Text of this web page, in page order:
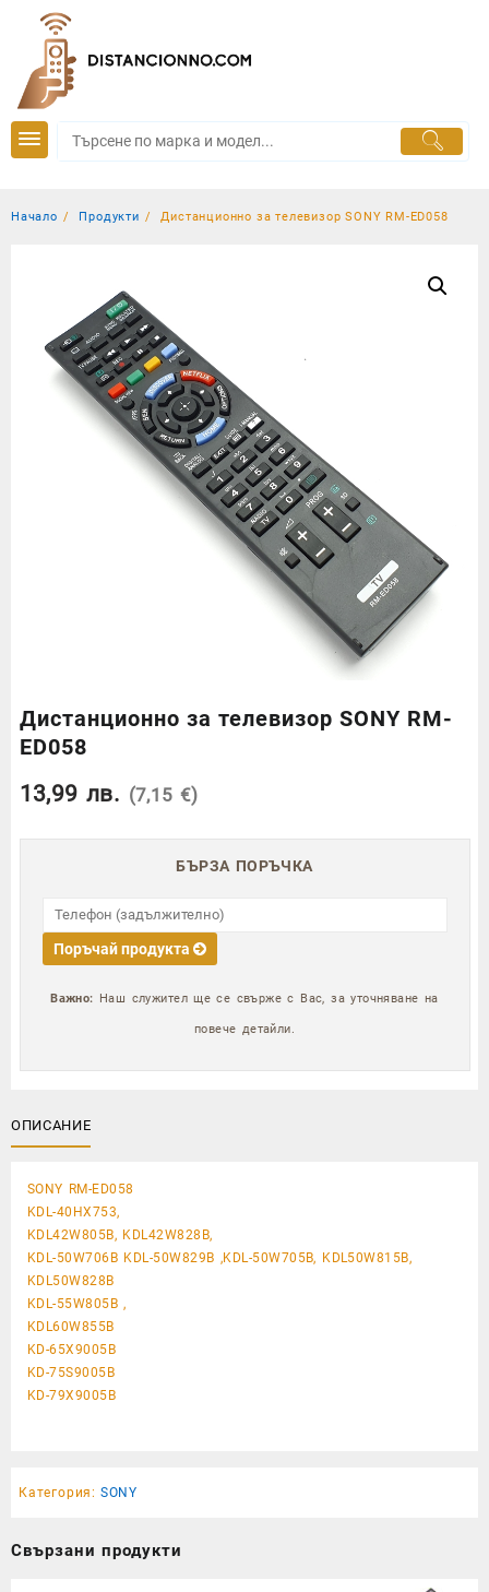
content
Начало Продукти Дистанционно за телевизор SONY RM-ED058
Дистанционно за телевизор SONY RM-
ED058
13,99 лв. (7,15 €)
БЪРЗА ПОРЪЧКА
Поръчай продукта
Важно: Наш служител ще се свърже с Вас, за уточняване на
повече детайли.
ОПИСАНИЕ
SONY RM-ED058
KDL-40HX753,
KDL42W805B, KDL42W828B,
KDL-50W706B KDL-50W829B ,KDL-50W705B, KDL50W815B,
KDL50W828B
KDL-55W805B ,
KDL60W855B
KD-65X9005B
KD-75S9005B
KD-79X9005B
Категория: SONY
Свързани продукти